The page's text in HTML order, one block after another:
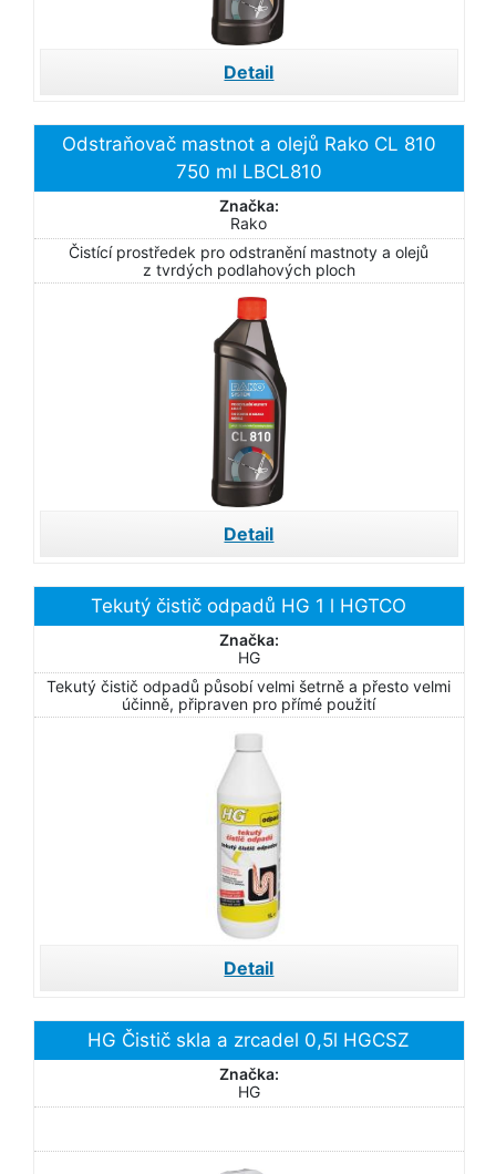
Detail
Odstraňovač mastnot a olejů Rako CL 810
750 ml LBCL810
Značka:
Rako
Čistící prostředek pro odstranění mastnoty a olejů
z tvrdých podlahových ploch
Detail
Tekutý čistič odpadů HG 1 l HGTCO
Značka:
HG
Tekutý čistič odpadů působí velmi šetrně a přesto velmi
účinně, připraven pro přímé použití
Detail
HG Čistič skla a zrcadel 0,5l HGCSZ
Značka:
HG